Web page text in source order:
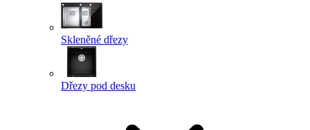
Skleněné dřezy
Dřezy pod desku